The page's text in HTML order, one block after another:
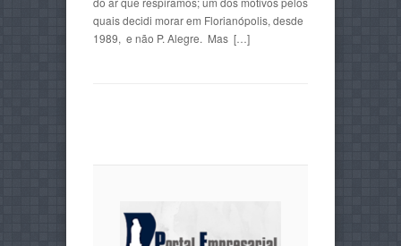
quais decidi morar em Florianópolis, desde
1989, e não P. Alegre. Mas […]